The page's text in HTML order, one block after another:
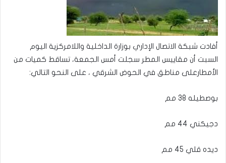
أفادت شبكة الاتصال الإداري بوزارة الداخلية واللامركزية اليوم
السبت أن مقاييس المطر سجلت أمس الجمعة، تساقط كميات من
الأمطارعلى مناطق في الحوض الشرقي ، على النحو التالي:
بوصطيله 38 مم
دجيكني 44 مم
ديده قلي 45 مم